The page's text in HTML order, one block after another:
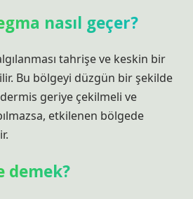
nasıl geçer?
tahrişe ve keskin bir
Bu bölgeyi düzgün bir şekilde
geriye çekilmeli ve
etkilenen bölgede
demek?